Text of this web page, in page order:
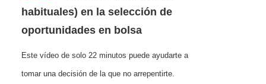
habituales) en la selección de
oportunidades en bolsa
Este vídeo de solo 22 minutos puede ayudarte a
tomar una decisión de la que no arrepentirte.